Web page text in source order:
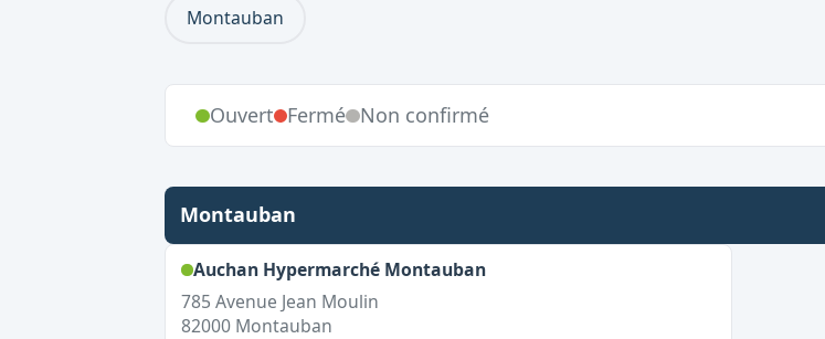
Montauban
Ouvert Fermé Non confirmé
Montauban
Auchan Hypermarché Montauban,
785 Avenue Jean Moulin
82000 Montauban